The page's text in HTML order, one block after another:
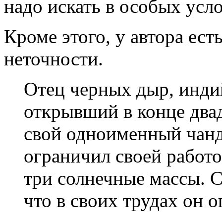
надо искать в особых
Кроме этого, у автора
неточности.
Отец черных дыр,
открывший в конце
свой одноименный
ограничил своей
три солнечные массы.
что в своих трудах он